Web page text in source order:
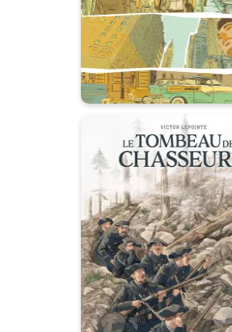
d’écrire de nombreux
Le tombeau
chasseurs
histoire
Date de
25/09/2024
“ Le sacrifice des
alpins pendant la
Guerre mondiale.”